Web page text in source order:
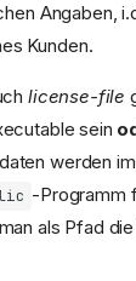
Angaben,
Kunden.
license-file
sein
werden
-Programm
als Pfad